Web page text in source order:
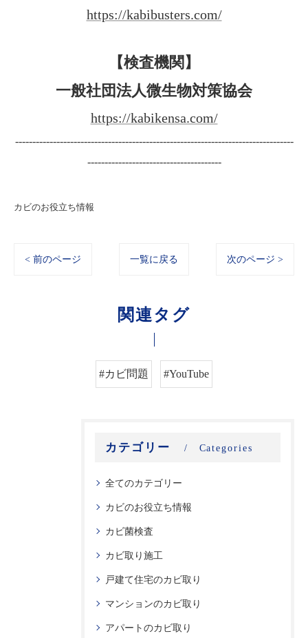
https://kabibusters.com/
【検査機関】
一般社団法人微生物対策協会
https://kabikensa.com/
---------------------------------------------------------------------------------
---------------------------------------
カビのお役立ち情報
< 前のページ 一覧に戻る 次のページ >
関連タグ
#カビ問題 #YouTube
カテゴリー Categories
全てのカテゴリー
カビのお役立ち情報
カビ菌検査
カビ取り施工
戸建て住宅のカビ取り
マンションのカビ取り
アパートのカビ取り